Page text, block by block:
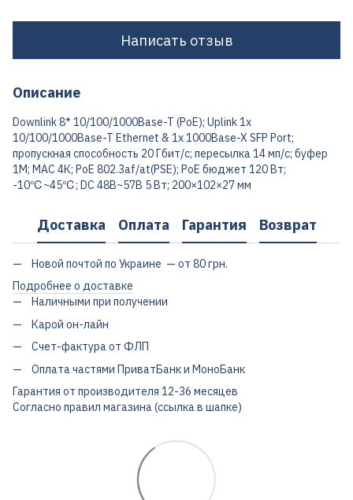
Написать отзыв
Описание
Downlink 8* 10/100/1000Base-T (PoE); Uplink 1x
10/100/1000Base-T Ethernet & 1x 1000Base-X SFP Port;
пропускная способность 20 Гбит/с; пересылка 14 мп/с; буфер
1М; МАС 4К; PoE 802.3af/at(PSE); PoE бюджет 120 Вт;
-10℃~45℃; DC 48В~57В 5 Вт; 200×102×27 мм
Доставка Оплата Гарантия Возврат
Новой почтой по Украине — от 80 грн.
Подробнее о доставке
Наличными при получении
Карой он-лайн
Счет-фактура от ФЛП
Оплата частями ПриватБанк и МоноБанк
Гарантия от производителя 12-36 месяцев
Согласно правил магазина (ссылка в шапке)